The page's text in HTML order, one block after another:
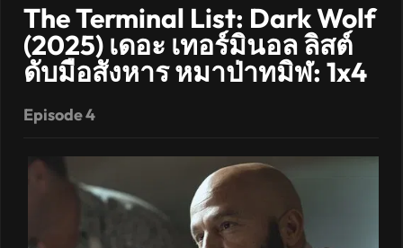
The Terminal List: Dark Wolf
(2025) เดอะ เทอร์มินอล ลิสต์
ดับมือสังหาร หมาป่าทมิฬ: 1x4
Episode 4